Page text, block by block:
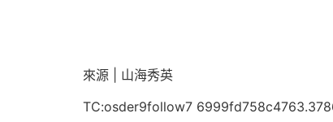
來源 | 山海秀英
TC:osder9follow7